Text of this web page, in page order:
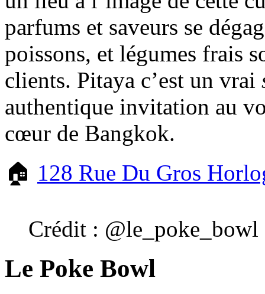
parfums et saveurs se
poissons, et légumes frais
clients. Pitaya c’est un vrai
authentique invitation au
cœur de Bangkok.
🏠 128 Rue Du Gros
Crédit : @le_poke_bowl
Le Poke Bowl